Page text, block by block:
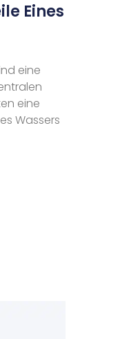
Eines
eine
eine
Wassers